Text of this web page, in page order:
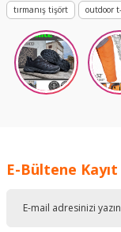
tırmanış tişört
outdoor
E-Bültene